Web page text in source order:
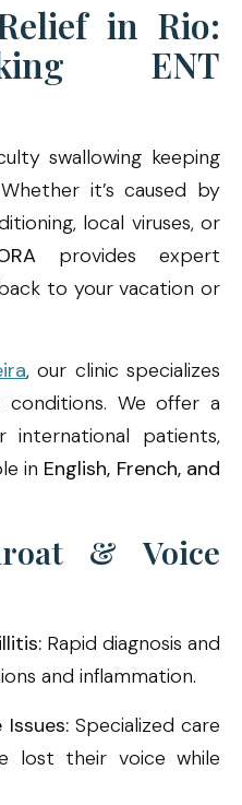
in Rio:
ENT
swallowing keeping
it’s caused by
local viruses, or
provides expert
to your vacation or
, our clinic specializes
We offer a
international patients,
in English, French, and
& Voice
Rapid diagnosis and
and inflammation.
Specialized care
lost their voice while